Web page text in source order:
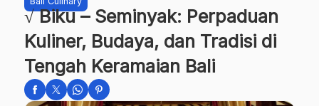
√ Biku – Seminyak: Perpaduan
Kuliner, Budaya, dan Tradisi di
Tengah Keramaian Bali